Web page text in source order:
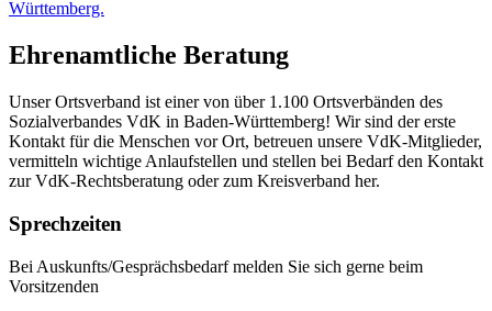
Württemberg.
Ehrenamtliche Beratung
Unser Ortsverband ist einer von über 1.100 Ortsverbänden des
Sozialverbandes VdK in Baden-Württemberg! Wir sind der erste
Kontakt für die Menschen vor Ort, betreuen unsere VdK-Mitglieder,
vermitteln wichtige Anlaufstellen und stellen bei Bedarf den Kontakt
zur VdK-Rechtsberatung oder zum Kreisverband her.
Sprechzeiten
Bei Auskunfts/Gesprächsbedarf melden Sie sich gerne beim
Vorsitzenden